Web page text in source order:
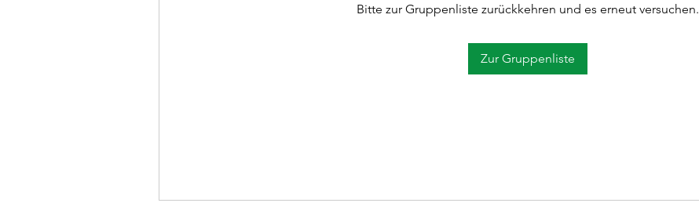
Bitte zur Gruppenliste zurückkehren und es erneut versuchen.
Zur Gruppenliste